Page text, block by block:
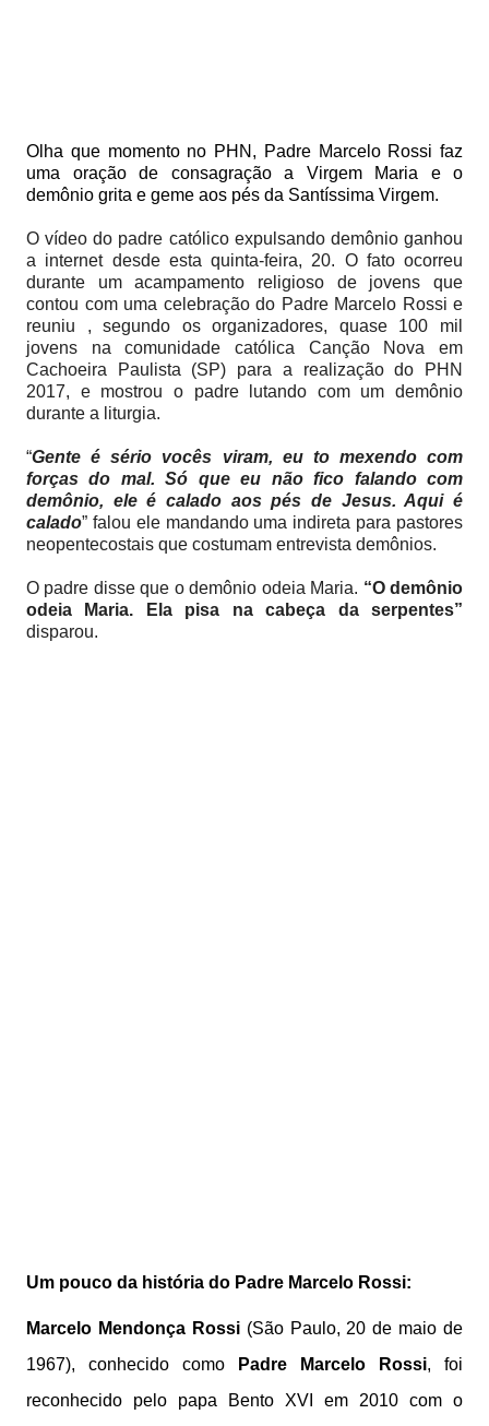
Olha que momento no PHN, Padre Marcelo Rossi faz
uma oração de consagração a Virgem Maria e o
demônio grita e geme aos pés da Santíssima Virgem.
O vídeo do padre católico expulsando demônio ganhou
a internet desde esta quinta-feira, 20. O fato ocorreu
durante um acampamento religioso de jovens que
contou com uma celebração do Padre Marcelo Rossi e
reuniu , segundo os organizadores, quase 100 mil
jovens na comunidade católica Canção Nova em
Cachoeira Paulista (SP) para a realização do PHN
2017, e mostrou o padre lutando com um demônio
durante a liturgia.
“Gente é sério vocês viram, eu to mexendo com
forças do mal. Só que eu não fico falando com
demônio, ele é calado aos pés de Jesus. Aqui é
calado” falou ele mandando uma indireta para pastores
neopentecostais que costumam entrevista demônios.
O padre disse que o demônio odeia Maria. “O demônio
odeia Maria. Ela pisa na cabeça da serpentes”
disparou.
Um pouco da história do Padre Marcelo Rossi:
Marcelo Mendonça Rossi(São Paulo, 20 de maio de
1967), conhecido como
Padre Marcelo Rossi, foi
reconhecido pelo papa Bento XVI em 2010 com o